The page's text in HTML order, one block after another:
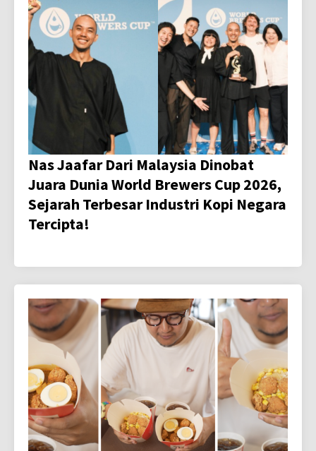
Nas Jaafar Dari Malaysia Dinobat
Juara Dunia World Brewers Cup 2026,
Sejarah Terbesar Industri Kopi Negara
Tercipta!